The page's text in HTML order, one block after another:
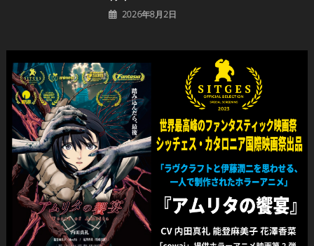
2026年8月2日